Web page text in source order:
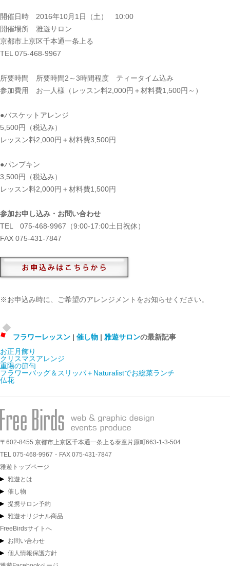
開催日時 2016年10月1日（土） 10:00
開催場所 雅遊サロン
京都市上京区千本通一条上る
TEL 075-468-9967
所要時間 所要時間2～3時間程度 ティータイム込み
参加費用 お一人様（レッスン料2,000円＋材料費1,500円～）
●バスケットアレンジ
5,500円（税込み）
レッスン料2,000円＋材料費3,500円
●パンプキン
3,500円（税込み）
レッスン料2,000円＋材料費1,500円
参加お申し込み・お問い合わせ
TEL 075-468-9967（9:00-17:00土日祝休）
FAX 075-431-7847
※お申込み時に、ご希望のアレンジメントをお知らせください。
フラワーレッスン | 催し物 | 雅遊サロンの最新記事
お正月飾り
クリスマスアレンジ
重陽の節句
フラワーバッグ＆スリッパ＋Naturalistでお総菜ランチ
仏花
〒602-8455 京都市上京区千本通一条上る泰童片原町663-1-3-504
TEL 075-468-9967・FAX 075-431-7847
雅遊トップページ
雅遊とは
催し物
提携サロン予約
雅遊オリジナル商品
FreeBirdsサイトへ
お問い合わせ
個人情報保護方針